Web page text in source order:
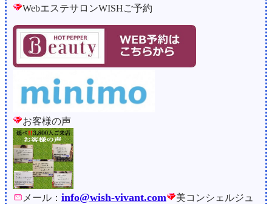
WebエステサロンWISHご予約
お客様の声
メール： info@wish-vivant.com 美コンシェルジュ